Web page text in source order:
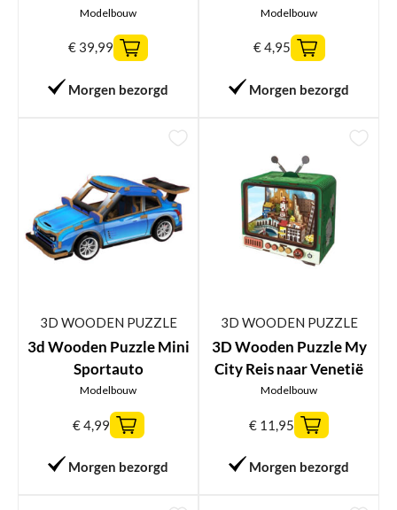
Modelbouw
€ 39,99
Morgen bezorgd
Modelbouw
€4,95
Morgen bezorgd
3D WOODEN PUZZLE
3d Wooden Puzzle Mini
Sportauto
Modelbouw
€4,99
Morgen bezorgd
3D WOODEN PUZZLE
3D Wooden Puzzle My
City Reis naar Venetië
Modelbouw
€ 11,95
Morgen bezorgd